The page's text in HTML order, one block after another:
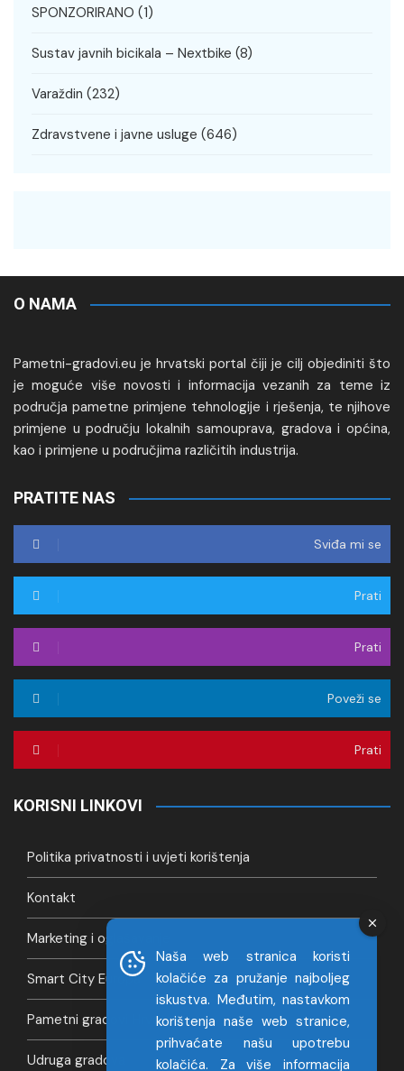
SPONZORIRANO (1)
Sustav javnih bicikala – Nextbike (8)
Varaždin (232)
Zdravstvene i javne usluge (646)
O NAMA
Pametni-gradovi.eu je hrvatski portal čiji je cilj objediniti što
je moguće više novosti i informacija vezanih za teme iz
područja pametne primjene tehnologije i rješenja, te njihove
primjene u području lokalnih samouprava, gradova i općina,
kao i primjene u područjima različitih industrija.
PRATITE NAS
Sviđa mi se
Prati
Prati
Poveži se
Prati
KORISNI LINKOVI
Politika privatnosti i uvjeti korištenja
Kontakt
Marketing i oglašavanje
Smart City Europa
Pametni gradovi Hrvatska
Udruga gradova
Naša web stranica koristi
kolačiće za pružanje najboljeg
iskustva. Međutim, nastavkom
korištenja naše web stranice,
prihvaćate našu upotrebu
kolačića. Za više informacija